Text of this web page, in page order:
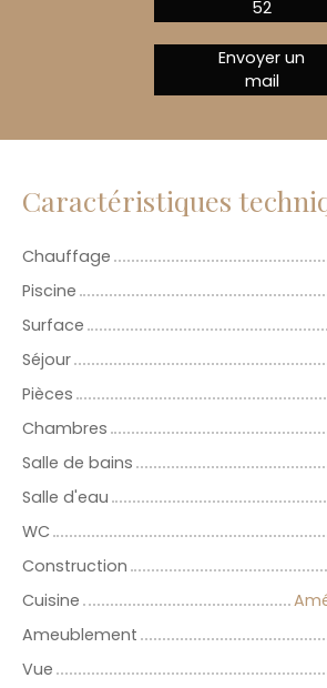
52
Envoyer un
mail
Caractéristiques
Chauffage
Piscine
Surface
Séjour
Pièces
Chambres
Salle de bains
Salle d'eau
WC
Construction
Cuisine
Ameublement
Vue